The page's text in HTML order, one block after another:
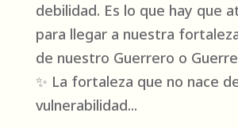
debilidad. Es lo que hay que
para llegar a nuestra
de nuestro Guerrero o
✨ La fortaleza que no nace
vulnerabilidad...